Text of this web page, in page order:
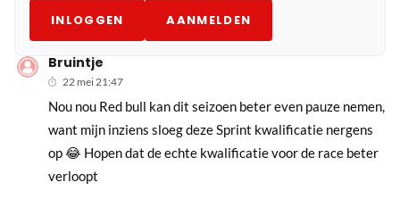
INLOGGEN AANMELDEN
Bruintje
22 mei 21:47
Nou nou Red bull kan dit seizoen beter even pauze nemen,
want mijn inziens sloeg deze Sprint kwalificatie nergens
op 😂 Hopen dat de echte kwalificatie voor de race beter
verloopt